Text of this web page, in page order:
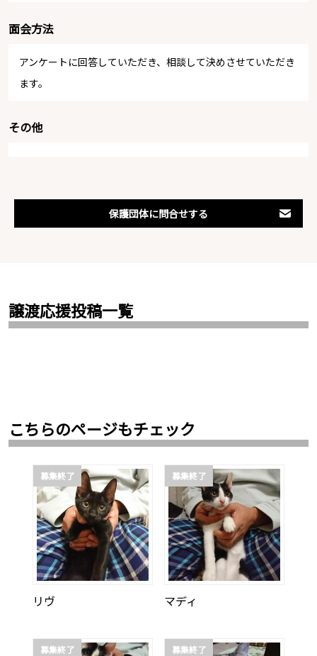
面会方法
アンケートに回答していただき、相談して決めさせていただき
ます。
その他
保護団体に問合せする
譲渡応援投稿一覧
こちらのページもチェック
募集終了
リヴ
募集終了
マディ
募集終了 募集終了